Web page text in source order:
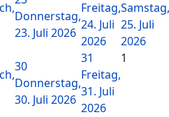
Donnerstag,
23. Juli 2026
Freitag,
24. Juli
2026
Samstag,
25. Juli
2026
30
Donnerstag,
30. Juli 2026
31
Freitag,
31. Juli
2026
1